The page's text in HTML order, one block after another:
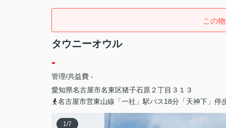
この
タウニーオウル
-
管理/共益費 -
愛知県名古屋市名東区猪子石原２丁目３１３
名古屋市営東山線「一社」駅バス18分「天神下」停
1/7